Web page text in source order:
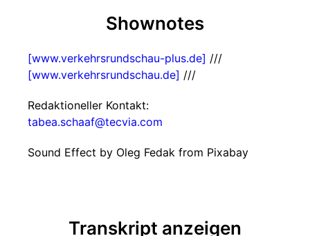
Shownotes
[www.verkehrsrundschau-plus.de] ///
[www.verkehrsrundschau.de] ///
Redaktioneller Kontakt:
tabea.schaaf@tecvia.com
Sound Effect by Oleg Fedak from Pixabay
Transkript anzeigen